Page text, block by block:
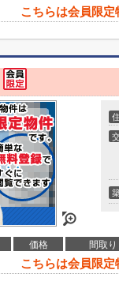
こちらは会員限定
価格 間取り
こちらは会員限定